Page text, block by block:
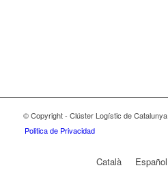
© Copyright - Clúster Logístic de Catalunya
Politica de Privacidad
Català Español